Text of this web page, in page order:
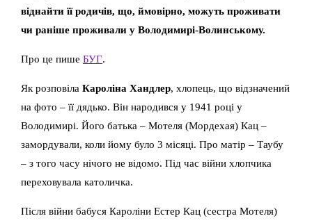
віднайти її родичів, що, ймовірно, можуть проживати
чи раніше проживали у Володимирі-Волинському.
Про це пише БУГ.
Як розповіла Кароліна Хандлер, хлопець, що відзначений
на фото – її дядько. Він народився у 1941 році у
Володимирі. Його батька – Мотеля (Мордехая) Кац –
замордували, коли йому було 3 місяці. Про матір – Таубу
– з того часу нічого не відомо. Під час війни хлопчика
переховувала католичка.
Після війни бабуся Кароліни Естер Кац (сестра Мотеля)